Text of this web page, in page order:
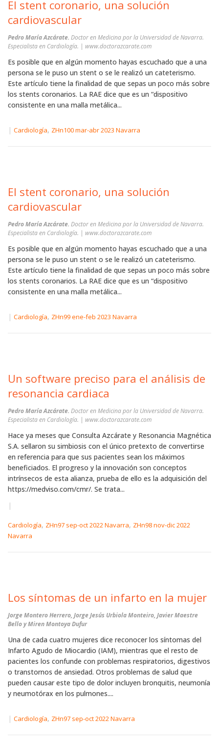
El stent coronario, una solución
cardiovascular
Pedro María Azcárate. Doctor en Medicina por la Universidad de Navarra.
Especialista en Cardiología. | www.doctorazcarate.com
Es posible que en algún momento hayas escuchado que a una
persona se le puso un stent o se le realizó un cateterismo.
Este artículo tiene la finalidad de que sepas un poco más sobre
los stents coronarios. La RAE dice que es un “dispositivo
consistente en una malla metálica...
| Cardiología, ZHn100 mar-abr 2023 Navarra
El stent coronario, una solución
cardiovascular
Pedro María Azcárate. Doctor en Medicina por la Universidad de Navarra.
Especialista en Cardiología. | www.doctorazcarate.com
Es posible que en algún momento hayas escuchado que a una
persona se le puso un stent o se le realizó un cateterismo.
Este artículo tiene la finalidad de que sepas un poco más sobre
los stents coronarios. La RAE dice que es un “dispositivo
consistente en una malla metálica...
| Cardiología, ZHn99 ene-feb 2023 Navarra
Un software preciso para el análisis de
resonancia cardiaca
Pedro María Azcárate. Doctor en Medicina por la Universidad de Navarra.
Especialista en Cardiología. | www.doctorazcarate.com
Hace ya meses que Consulta Azcárate y Resonancia Magnética
S.A. sellaron su simbiosis con el único pretexto de convertirse
en referencia para que sus pacientes sean los máximos
beneficiados. El progreso y la innovación son conceptos
intrínsecos de esta alianza, prueba de ello es la adquisición del
https://medviso.com/cmr/. Se trata...
|
Cardiología, ZHn97 sep-oct 2022 Navarra, ZHn98 nov-dic 2022
Navarra
Los síntomas de un infarto en la mujer
Jorge Montero Herrero, Jorge Jesús Urbiola Monteiro, Javier Maestre
Bello y Miren Montoya Dufur
Una de cada cuatro mujeres dice reconocer los síntomas del
Infarto Agudo de Miocardio (IAM), mientras que el resto de
pacientes los confunde con problemas respiratorios, digestivos
o transtornos de ansiedad. Otros problemas de salud que
pueden causar este tipo de dolor incluyen bronquitis, neumonía
y neumotórax en los pulmones....
| Cardiología, ZHn97 sep-oct 2022 Navarra